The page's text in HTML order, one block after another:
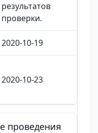
результатов
проверки.
2020-10-19
2020-10-23
проведения